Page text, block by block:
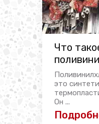
Что
это
Он ...